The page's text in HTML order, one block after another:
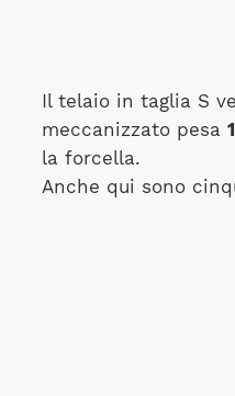
Il telaio in taglia S
meccanizzato pesa
la forcella.
Anche qui sono